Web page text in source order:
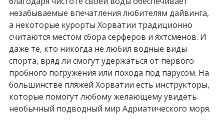
незабываемые впечатления любителям дайвинга,
а некоторые курорты Хорватии традиционно
считаются местом сбора серферов и яхтсменов. И
даже те, кто никогда не любил водные виды
спорта, вряд ли смогут удержаться от первого
пробного погружения или похода под парусом. На
большинстве пляжей Хорватии есть инструкторы,
которые помогут любому желающему увидеть
необычный подводный мир Адриатического моря.